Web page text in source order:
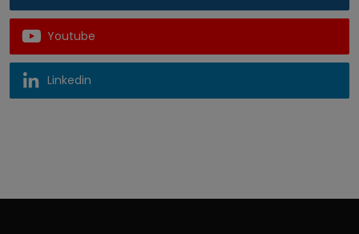
Youtube
Linkedin